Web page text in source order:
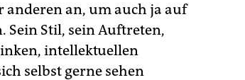
anderen an, um auch ja auf
Sein Stil, sein Auftreten,
intellektuellen
selbst gerne sehen